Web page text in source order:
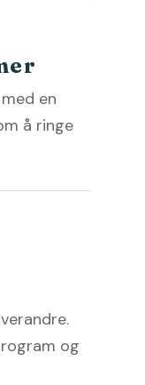
en
å ringe
og